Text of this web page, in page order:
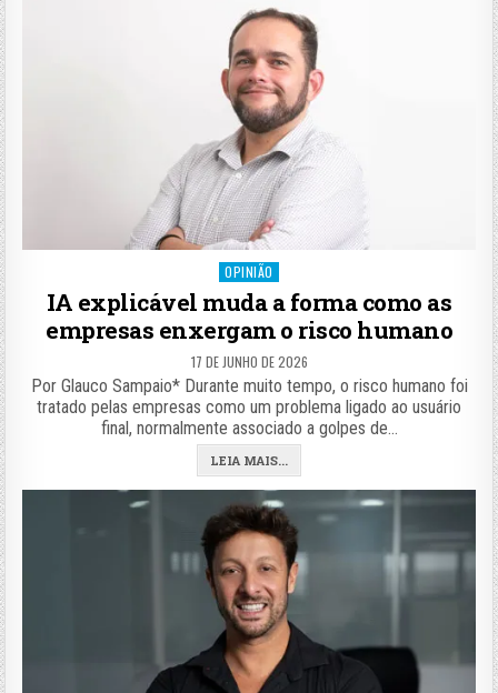
Posted
OPINIÃO
IA explicável muda a forma como as
empresas enxergam o risco humano
17 DE JUNHO DE 2026
Por Glauco Sampaio* Durante muito tempo, o risco humano foi
tratado pelas empresas como um problema ligado ao usuário
final, normalmente associado a golpes de…
LEIA MAIS...